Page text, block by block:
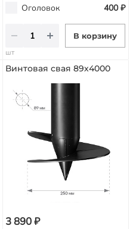
Оголовок
400 ₽
В корзину
шт
Винтовая свая 89х4000
3 890 ₽